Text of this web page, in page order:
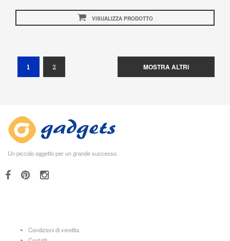
VISUALIZZA PRODOTTO
1 (current)
2 MOSTRA ALTRI
Un piccolo oggetto per un grande successo.
Condizioni di vendita